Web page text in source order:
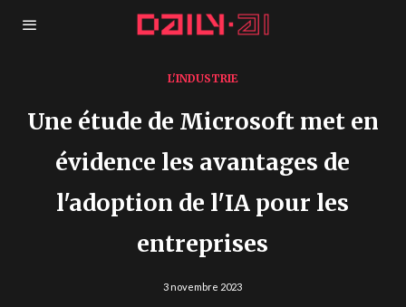
L'INDUSTRIE
Une étude de Microsoft met en
évidence les avantages de
l'adoption de l'IA pour les
entreprises
3 novembre 2023